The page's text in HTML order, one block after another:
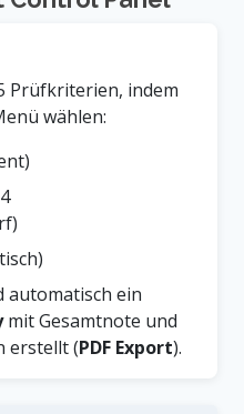
Prüfkriterien, indem
wählen:
automatisch ein
mit Gesamtnote und
erstellt (PDF Export).